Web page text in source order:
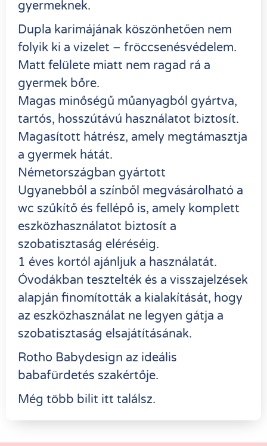
gyermeknek.
Dupla karimájának köszönhetően nem
folyik ki a vizelet – fröccsenésvédelem.
Matt felülete miatt nem ragad rá a
gyermek bőre.
Magas minőségű műanyagból gyártva,
tartós, hosszútávú használatot biztosít.
Magasított hátrész, amely megtámasztja
a gyermek hátát.
Németországban gyártott
Ugyanebből a színből megvásárolható a
wc szűkítő és fellépő is, amely komplett
eszközhasználatot biztosít a
szobatisztaság eléréséig.
1 éves kortól ajánljuk a használatát.
Óvodákban tesztelték és a visszajelzések
alapján finomították a kialakítását, hogy
az eszközhasználat ne legyen gátja a
szobatisztaság elsajátításának.
Rotho Babydesign az ideális
babafürdetés szakértője.
Még több bilit itt találsz.